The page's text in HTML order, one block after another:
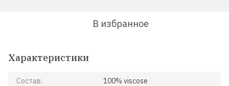
В избранное
Характеристики
Состав: 100% viscose